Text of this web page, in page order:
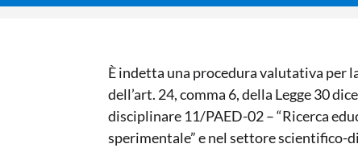
È indetta una procedura valutativa per
dell’art. 24, comma 6, della Legge 30
disciplinare 11/PAED-02 – “Ricerca
sperimentale” e nel settore scientifico-